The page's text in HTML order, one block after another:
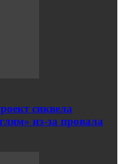
сиквела
из-за провала